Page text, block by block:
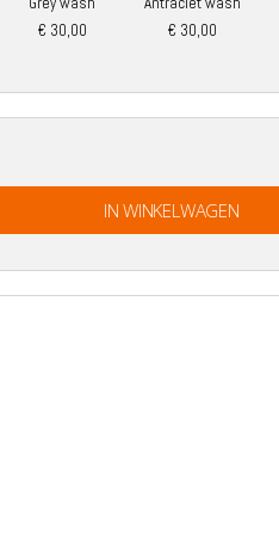
€ 30,00
€ 30,00
IN WINKELWAGEN